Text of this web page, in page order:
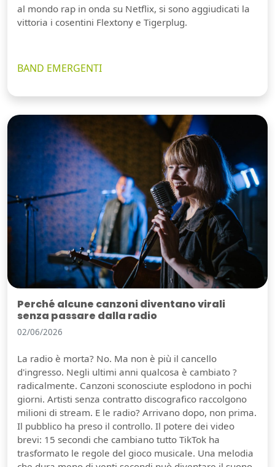
al mondo rap in onda su Netflix, si sono aggiudicati la
vittoria i cosentini Flextony e Tigerplug.
BAND EMERGENTI
Perché alcune canzoni diventano virali
senza passare dalla radio
02/06/2026
La radio è morta? No. Ma non è più il cancello
d'ingresso. Negli ultimi anni qualcosa è cambiato ?
radicalmente. Canzoni sconosciute esplodono in pochi
giorni. Artisti senza contratto discografico raccolgono
milioni di stream. E le radio? Arrivano dopo, non prima.
Il pubblico ha preso il controllo. Il potere dei video
brevi: 15 secondi che cambiano tutto TikTok ha
trasformato le regole del gioco musicale. Una melodia